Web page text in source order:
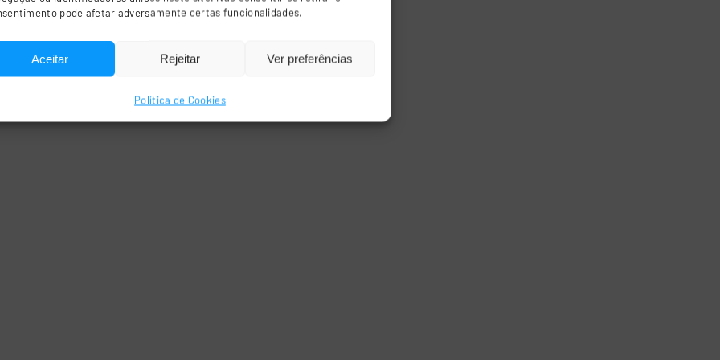
pode afetar adversamente certas funcionalidades.
Aceitar Rejeitar Ver preferências
Política de Cookies